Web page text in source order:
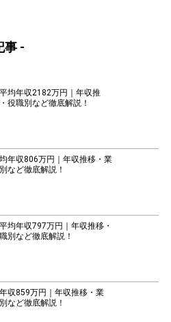
事 -
均年収2182万円｜年収推
役職別など徹底解説！
均年収806万円｜年収推移・業
など徹底解説！
均年収797万円｜年収推移・
別など徹底解説！
収859万円｜年収推移・業
など徹底解説！